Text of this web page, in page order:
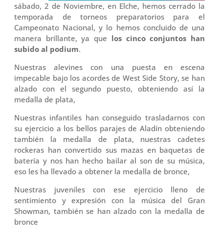
sábado, 2 de Noviembre, en Elche, hemos cerrado la
temporada de torneos preparatorios para el
Campeonato Nacional, y lo hemos concluido de una
manera brillante, ya que los cinco conjuntos han
subido al podium.
Nuestras alevines con una puesta en escena
impecable bajo los acordes de West Side Story, se han
alzado con el segundo puesto, obteniendo así la
medalla de plata,
Nuestras infantiles han conseguido trasladarnos con
su ejercicio a los bellos parajes de Aladín obteniendo
también la medalla de plata, nuestras cadetes
rockeras han convertido sus mazas en baquetas de
batería y nos han hecho bailar al son de su música,
eso les ha llevado a obtener la medalla de bronce,
Nuestras juveniles con ese ejercicio lleno de
sentimiento y expresión con la música del Gran
Showman, también se han alzado con la medalla de
bronce